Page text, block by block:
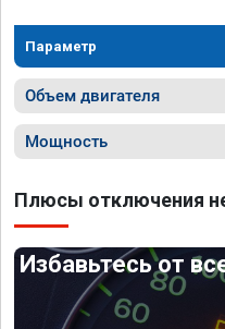
Параметр
Объем двигателя
Мощность
Плюсы отключения
Избавьтесь от